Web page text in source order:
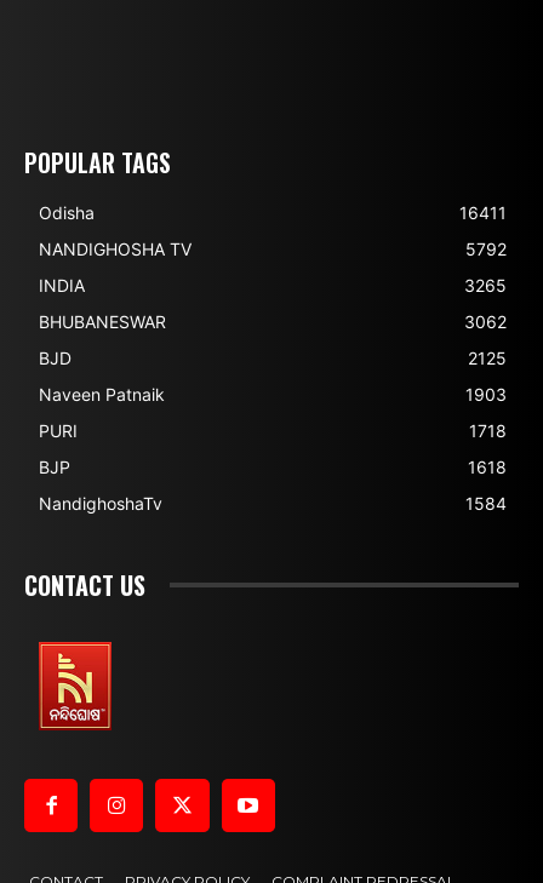
POPULAR TAGS
Odisha
16411
NANDIGHOSHA TV
5792
INDIA
3265
BHUBANESWAR
3062
BJD
2125
Naveen Patnaik
1903
PURI
1718
BJP
1618
NandighoshaTv
1584
CONTACT US